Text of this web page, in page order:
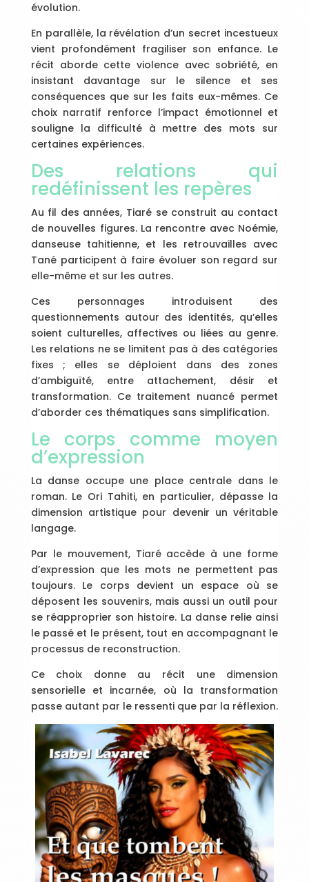
évolution.
En parallèle, la révélation d’un secret incestueux
vient profondément fragiliser son enfance. Le
récit aborde cette violence avec sobriété, en
insistant davantage sur le silence et ses
conséquences que sur les faits eux-mêmes. Ce
choix narratif renforce l’impact émotionnel et
souligne la difficulté à mettre des mots sur
certaines expériences.
Des relations qui
redéfinissent les repères
Au fil des années, Tiaré se construit au contact
de nouvelles figures. La rencontre avec Noémie,
danseuse tahitienne, et les retrouvailles avec
Tané participent à faire évoluer son regard sur
elle-même et sur les autres.
Ces personnages introduisent des
questionnements autour des identités, qu’elles
soient culturelles, affectives ou liées au genre.
Les relations ne se limitent pas à des catégories
fixes ; elles se déploient dans des zones
d’ambiguïté, entre attachement, désir et
transformation. Ce traitement nuancé permet
d’aborder ces thématiques sans simplification.
Le corps comme moyen
d’expression
La danse occupe une place centrale dans le
roman. Le Ori Tahiti, en particulier, dépasse la
dimension artistique pour devenir un véritable
langage.
Par le mouvement, Tiaré accède à une forme
d’expression que les mots ne permettent pas
toujours. Le corps devient un espace où se
déposent les souvenirs, mais aussi un outil pour
se réapproprier son histoire. La danse relie ainsi
le passé et le présent, tout en accompagnant le
processus de reconstruction.
Ce choix donne au récit une dimension
sensorielle et incarnée, où la transformation
passe autant par le ressenti que par la réflexion.